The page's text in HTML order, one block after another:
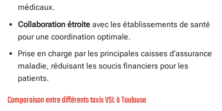
médicaux.
Collaboration étroiteavec les établissements de santé
pour une coordination optimale.
Prise en charge par les principales caisses d’assurance
maladie, réduisant les soucis financiers pour les
patients.
Comparaison entre différents taxis VSL à Toulouse